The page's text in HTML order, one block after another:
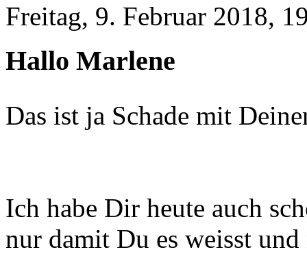
Freitag, 9. Februar 2018,
Hallo Marlene
Das ist ja Schade mit
Ich habe Dir heute auch
nur damit Du es weisst